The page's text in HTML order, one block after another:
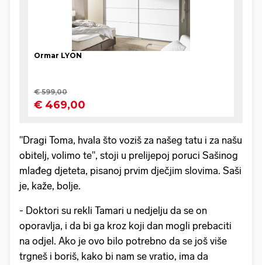
"Dragi Toma, hvala što voziš za našeg tatu i za našu
obitelj, volimo te", stoji u prelijepoj poruci Sašinog
mlađeg djeteta, pisanoj prvim dječjim slovima. Saši
je, kaže, bolje.
- Doktori su rekli Tamari u nedjelju da se on
oporavlja, i da bi ga kroz koji dan mogli prebaciti
na odjel. Ako je ovo bilo potrebno da se još više
trgneš i boriš, kako bi nam se vratio, ima da